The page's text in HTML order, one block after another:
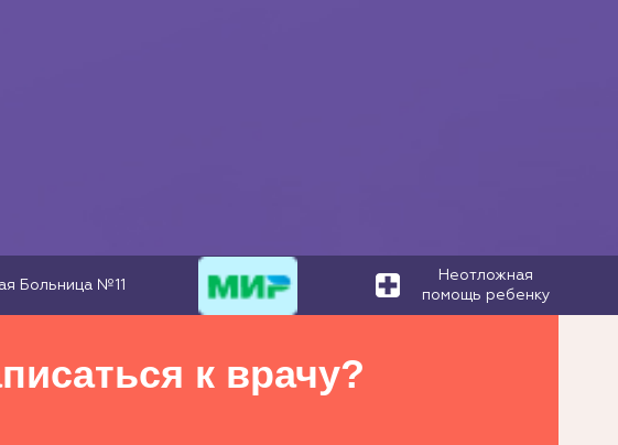
Больница №11
Неотложная
помощь ребенку
к врачу?